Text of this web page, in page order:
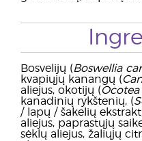
Bosvelijų (Boswellia
kvapiųjų kanangų (
aliejus, okotijų (
kanadinių rykštenių, (
/ lapų / šakelių
aliejus, paprastųjų
sėklų aliejus, žaliųjų